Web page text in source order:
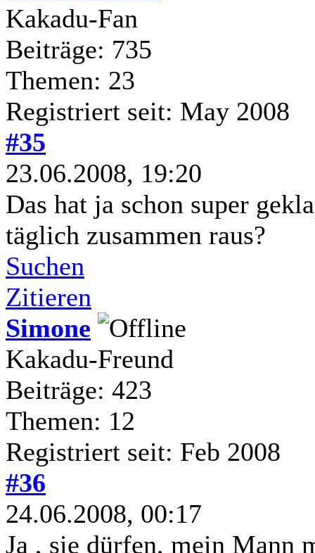
Kakadu-Fan
Beiträge: 735
Themen: 23
Registriert seit: May 2008
#35
23.06.2008, 19:20
Das hat ja schon super
täglich zusammen raus?
Suchen
Zitieren
Simone
Kakadu-Freund
Beiträge: 423
Themen: 12
Registriert seit: Feb 2008
#36
24.06.2008, 00:17
Ja , sie dürfen, mein Mann